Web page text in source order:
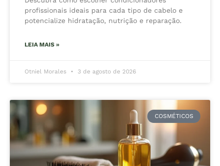
profissionais ideais para cada tipo de cabelo e
potencialize hidratação, nutrição e reparação.
LEIA MAIS »
Otniel Morales 3 de agosto de 2026
COSMÉTICOS